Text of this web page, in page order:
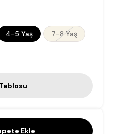
4-5 Yaş 7-8 Yaş